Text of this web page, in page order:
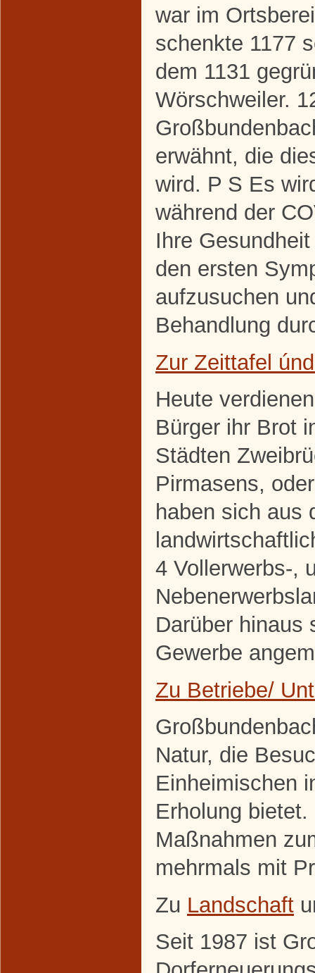
war im
schenkte 1177
dem 1131
Wörschweiler.
erwähnt, die
wird. P S Es
während der
Ihre
den ersten
aufzusuchen
Behandlung
Zur Zeittafel
Heute
Bürger ihr Brot
Städten
Pirmasens,
haben sich aus
4 Vollerwerbs-,
Darüber hinaus
Gewerbe
Zu Betriebe/
Natur, die
Einheimischen
Erholung
Maßnahmen
mehrmals mit
Zu Landschaft
Seit 1987 ist